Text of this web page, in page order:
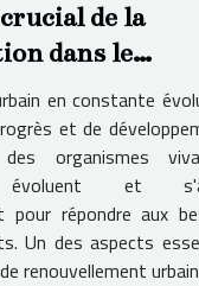
de la
dans le
urbain
en constante
et de
organismes
évoluent et
pour répondre aux
Un des aspects
renouvellement